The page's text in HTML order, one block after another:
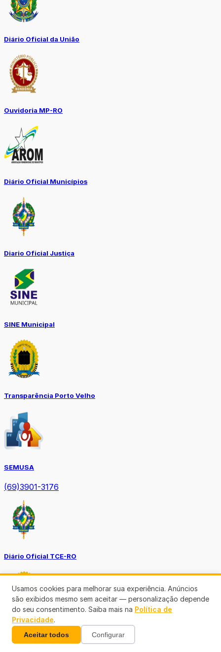
Diário Oficial da União
Ouvidoria MP-RO
Diário Oficial Municípios
Diario Oficial Justiça
SINE Municipal
Transparência Porto Velho
SEMUSA
(69)3901-3176
Diário Oficial TCE-RO
Diário Prefeitura de Porto Velho
Usamos cookies para melhorar sua experiência. Anúncios
são exibidos mesmo sem aceitar — personalização depende
do seu consentimento. Saiba mais na Política de
Privacidade.
Aceitar todos Configurar